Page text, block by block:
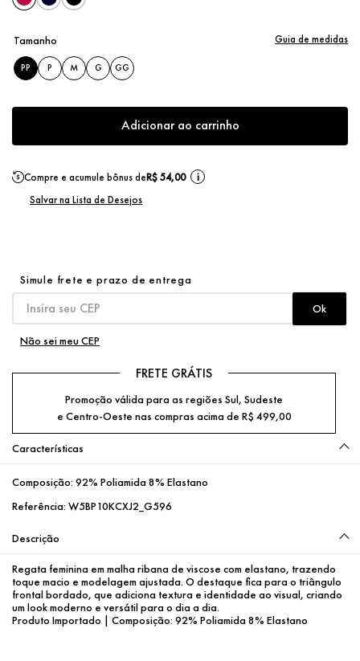
Tamanho
PP P M G GG
Guia de medidas
Adicionar ao carrinho
Compre e acumule bônus deR$ 54,00 i
Não sei meu CEP
FRETE GRÁTIS
Promoção válida para as regiões Sul, Sudeste
e Centro-Oeste nas compras acima de R$ 499,00
Características
Composição: 92% Poliamida 8% Elastano
Referência: W5BP10KCXJ2_G596
Descrição
Regata feminina em malha ribana de viscose com elastano, trazendo
toque macio e modelagem ajustada. O destaque fica para o triângulo
frontal bordado, que adiciona textura e identidade ao visual, criando
um look moderno e versátil para o dia a dia.
Produto Importado | Composição: 92% Poliamida 8% Elastano